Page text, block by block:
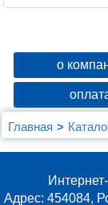
о
Главная
Мойка
Адрес: 454084,